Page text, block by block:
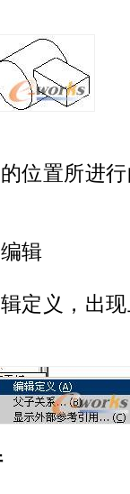
位置所进行
辑
定义，出现